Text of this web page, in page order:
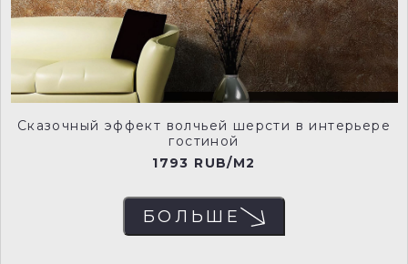
Сказочный эффект волчьей шерсти в интерьере
гостиной
1793 RUB/M2
БОЛЬШЕ